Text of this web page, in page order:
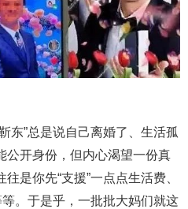
东”总是说自己离婚了、生活孤
公开身份，但内心渴望一份真
是你先“支援”一点点生活费、
。于是乎，一批批大妈们就这